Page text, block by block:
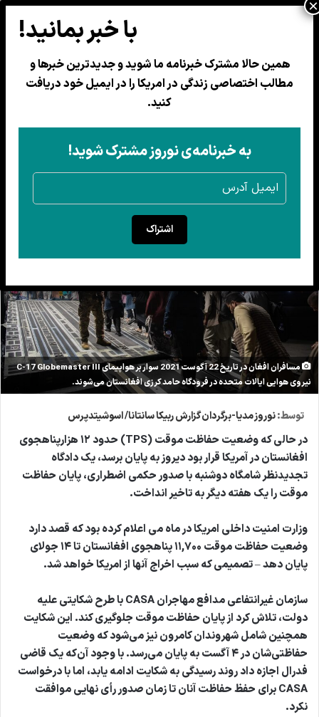
حفاظت موقت حدود ۱۲ هزار
پناهجوی افغانستان در امریکا یک
هفته دیگر تمدید شد
مسافران افغان در تاریخ 22 آگوست 2021 سوار بر هواپیمای C-17 Globemaster III
نیروی هوایی ایالات متحده در فرودگاه حامد کرزی افغانستان می‌شوند.
توسط:نوروز مدیا-برگردان گزارش ربیکا سانتانا/ اسوشیتدپرس
در حالی که وضعیت حفاظت موقت (TPS) حدود ۱۲ هزارپناهجوی
افغانستان در آمریکا قرار بود دیروز به پایان برسد،‌ یک دادگاه
تجدیدنظر شامگاه دوشنبه با صدور حکمی اضطراری، پایان حفاظت
موقت را یک هفته دیگر به تاخیر انداخت.
وزارت امنیت داخلی امریکا در ماه می اعلام کرده بود که قصد دارد
وضعیت حفاظت موقت ۱۱,۷۰۰ پناهجوی افغانستان تا ۱۴ جولای
پایان دهد – تصمیمی که سبب اخراج آنها از امریکا خواهد شد.
سازمان غیرانتفاعی مدافع مهاجران CASA با طرح شکایتی علیه
دولت، تلاش کرد از پایان حفاظت موقت جلوگیری کند. این شکایت
همچنین شامل شهروندان کامرون نیز می‌شود که وضعیت
حفاظتی‌شان در ۴ آگست به پایان می‌رسد. با وجود آن‌که یک قاضی
فدرال اجازه داد روند رسیدگی به شکایت ادامه یابد، اما با درخواست
CASA برای حفظ حفاظت آنان تا زمان صدور رأی نهایی موافقت
نکرد.
همین حالا مشترک خبرنامه ما شوید و جدیدترین خبرها و
مطالب اختصاصی زندگی در امریکا را در ایمیل خود دریافت
کنید.
به خبرنامه‌ی نوروز مشترک شوید!
اشتراک